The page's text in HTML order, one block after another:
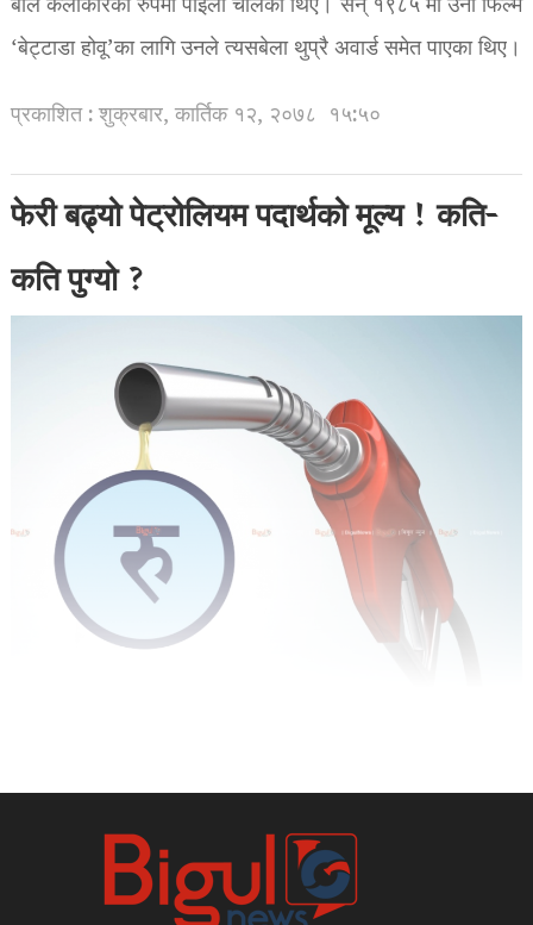
‘बेट्टाडा होवू’का लागि उनले त्यसबेला थुप्रै अवार्ड समेत पाएका थिए।
प्रकाशित : शुक्रबार, कार्तिक १२, २०७८ १५:५०
फेरी बढ्यो पेट्रोलियम पदार्थको मूल्य ! कति-
कति पुग्यो ?